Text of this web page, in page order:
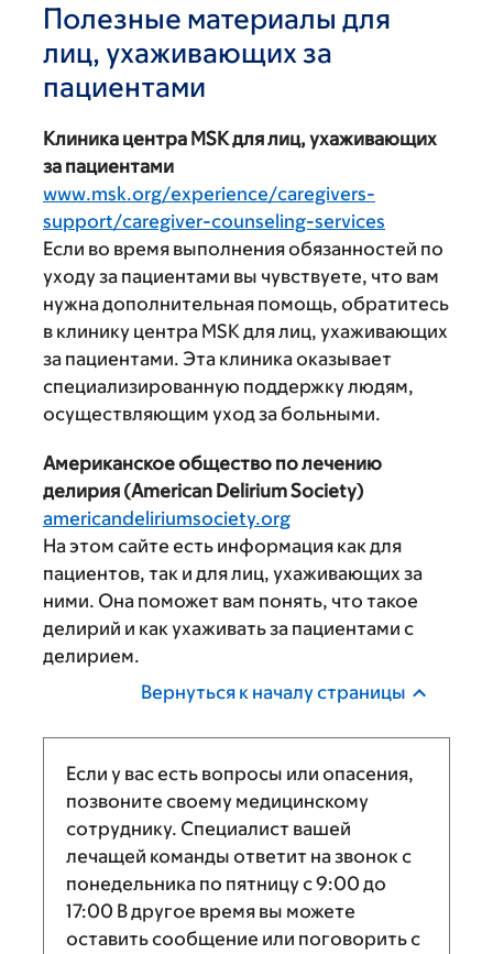
Полезные материалы для
лиц, ухаживающих за
пациентами
Клиника центра MSK для лиц, ухаживающих
за пациентами
www.msk.org/experience/caregivers-
support/caregiver-counseling-services
Если во время выполнения обязанностей по
уходу за пациентами вы чувствуете, что вам
нужна дополнительная помощь, обратитесь
в клинику центра MSK для лиц, ухаживающих
за пациентами. Эта клиника оказывает
специализированную поддержку людям,
осуществляющим уход за больными.
Американское общество по лечению
делирия (American Delirium Society)
americandeliriumsociety.org
На этом сайте есть информация как для
пациентов, так и для лиц, ухаживающих за
ними. Она поможет вам понять, что такое
делирий и как ухаживать за пациентами с
делирием.
Вернуться к началу страницы
Если у вас есть вопросы или опасения,
позвоните своему медицинскому
сотруднику. Специалист вашей
лечащей команды ответит на звонок с
понедельника по пятницу с9:00 до
17:00 В другое время вы можете
оставить сообщение или поговорить с